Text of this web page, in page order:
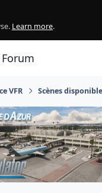
Learn more.
VFR Scènes